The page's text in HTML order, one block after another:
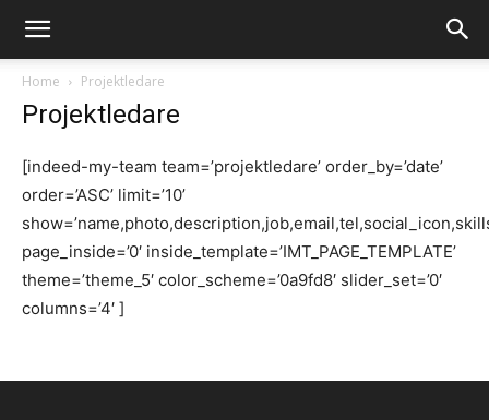
Home Projektledare
Projektledare
[indeed-my-team team=’projektledare’ order_by=’date’
order=’ASC’ limit=’10’
page_inside=’0′ inside_template=’IMT_PAGE_TEMPLATE’
theme=’theme_5′ color_scheme=’0a9fd8′ slider_set=’0′
columns=’4′ ]